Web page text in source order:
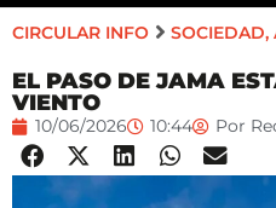
CIRCULAR INFO SOCIEDAD,
EL PASO DE JAMA
VIENTO
10/06/2026 10:44 Por